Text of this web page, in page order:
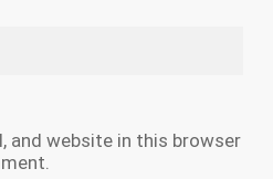
and website in this browser